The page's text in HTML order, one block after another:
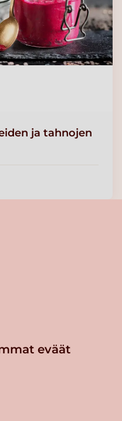
ja tahnojen
eväät